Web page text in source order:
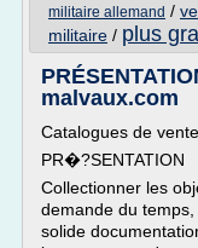
militaire allemand /
militaire / plus
malvaux.com
Catalogues de
PR�?SENTATION
Collectionner les
demande du
solide